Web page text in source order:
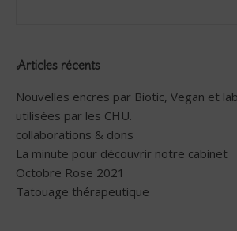
Articles récents
Nouvelles encres par Biotic, Vegan et
utilisées par les CHU.
collaborations & dons
La minute pour découvrir notre cabinet
Octobre Rose 2021
Tatouage thérapeutique